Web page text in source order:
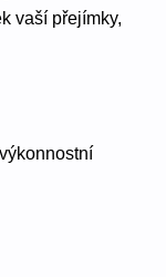
vaší přejímky,